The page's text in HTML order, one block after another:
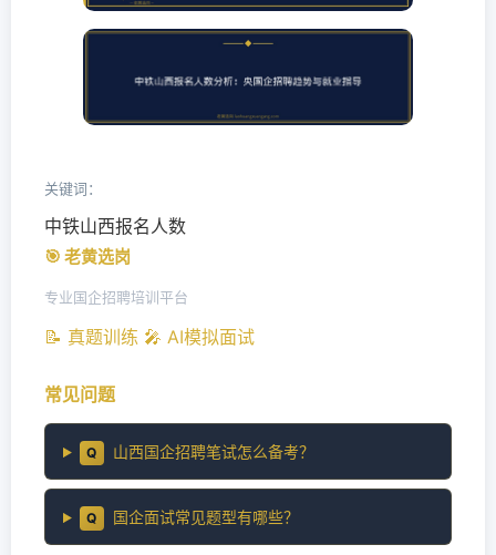
关键词：
中铁山西报名人数
🎯 老黄选岗
专业国企招聘培训平台
📝 真题训练 🎤 AI模拟面试
常见问题
Q 山西国企招聘笔试怎么备考？
Q 国企面试常见题型有哪些？